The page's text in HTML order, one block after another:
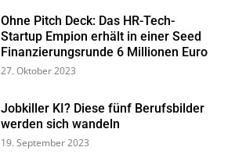
Ohne Pitch Deck: Das HR-Tech-
Startup Empion erhält in einer Seed
Finanzierungsrunde 6 Millionen Euro
27. Oktober 2023
Jobkiller KI? Diese fünf Berufsbilder
werden sich wandeln
19. September 2023